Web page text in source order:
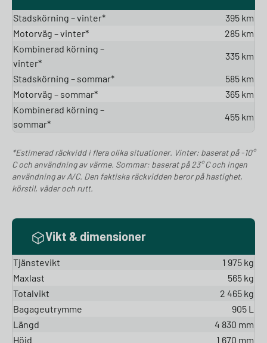
Stadskörning – vinter*
395 km
Motorväg – vinter*
285 km
Kombinerad körning –
vinter*
335 km
Stadskörning – sommar*
585 km
Motorväg – sommar*
365 km
Kombinerad körning –
sommar*
455 km
*Estimerad räckvidd i flera olika situationer. Vinter: baserat på -10°
C och användning av värme. Sommar: baserat på 23° C och ingen
användning av A/C. Den faktiska räckvidden beror på hastighet,
körstil, väder och rutt.
Vikt & dimensioner
Tjänstevikt
1 975 kg
Maxlast
565 kg
Totalvikt
2 465 kg
Bagageutrymme
905 L
Längd
4 830 mm
Höjd
1 670 mm